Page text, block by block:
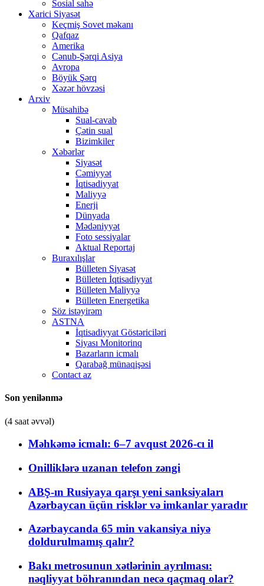
Sosial sahə
Xarici Siyasət
Keçmiş Sovet məkanı
Qafqaz
Amerika
Cənub-Şərqi Asiya
Avropa
Böyük Şərq
Xəzər hövzəsi
Arxiv
Müsahibə
Sual-cavab
Çətin sual
Bizimkiler
Xəbərlər
Siyasət
Cəmiyyət
İqtisadiyyat
Maliyyə
Enerji
Dünyada
Mədəniyyət
Foto sessiyalar
Aktual Reportaj
Buraxılışlar
Bülleten Siyasət
Bülleten İqtisadiyyat
Bülleten Maliyyə
Bülleten Energetika
Söz istəyirəm
ASTNA
İqtisadiyyat Göstəriciləri
Siyası Monitorinq
Bazarların icmalı
Qarabağ münaqişəsi
Contact az
Son yenilənmə
(4 saat əvvəl)
Məhkəmə icmalı: 6–7 avqust 2026-cı il
Onilliklərə uzanan telefon zəngi
ABŞ-ın Rusiyaya qarşı yeni sanksiyaları
Azərbaycan üçün risklər və imkanlar yaradır
Azərbaycanda 65 min vakansiya niyə
doldurulmamış qalır?
Bakı metrosunun xətlərinin ayrılması:
nəqliyyat böhranından necə qaçmaq olar?